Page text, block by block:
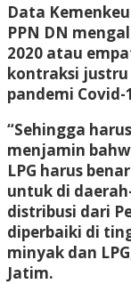
Data
PPN DN
2020 atau
kontraksi
pandemi Covid-
“Sehingga
menjamin
LPG harus
untuk di
distribusi dari
diperbaiki di
minyak dan
Jatim.